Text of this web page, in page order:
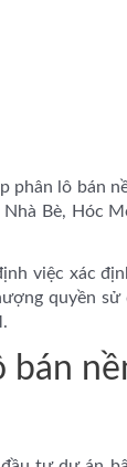
phân lô bán
Bè, Hóc
việc xác
quyền sử
bán